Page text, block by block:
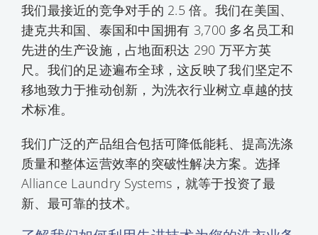
我们最接近的竞争对手的 2.5 倍。我们在美国、
捷克共和国、泰国和中国拥有 3,700 多名员工和
先进的生产设施，占地面积达 290 万平方英
尺。我们的足迹遍布全球，这反映了我们坚定不
移地致力于推动创新，为洗衣行业树立卓越的技
术标准。
我们广泛的产品组合包括可降低能耗、提高洗涤
质量和整体运营效率的突破性解决方案。选择
Alliance Laundry Systems，就等于投资了最
新、最可靠的技术。